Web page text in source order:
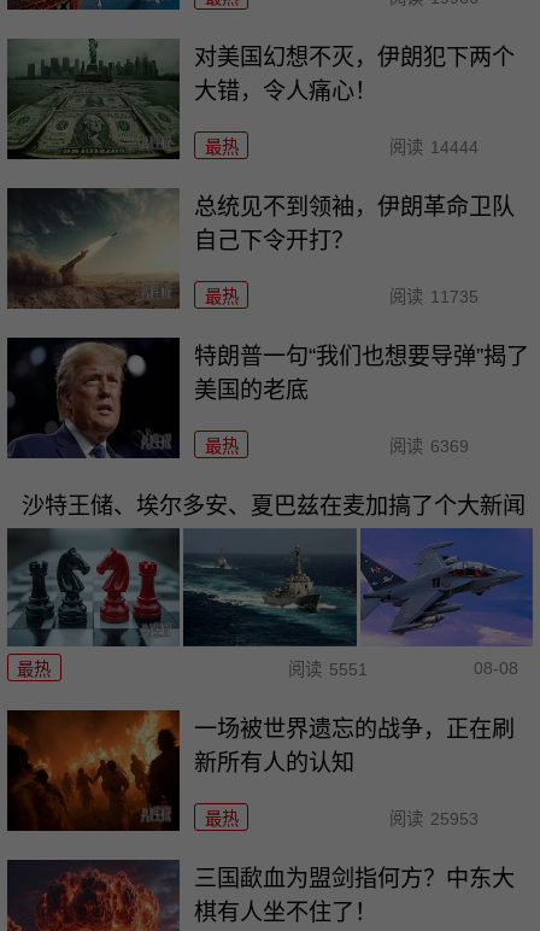
对美国幻想不灭，伊朗犯下两个
大错，令人痛心！
最热 阅读 14444
总统见不到领袖，伊朗革命卫队
自己下令开打？
最热 阅读 11735
特朗普一句“我们也想要导弹”揭了
美国的老底
最热 阅读 6369
沙特王储、埃尔多安、夏巴兹在麦加搞了个大新闻
最热 阅读 5551 08-08
一场被世界遗忘的战争，正在刷
新所有人的认知
最热 阅读 25953
三国歃血为盟剑指何方？中东大
棋有人坐不住了！